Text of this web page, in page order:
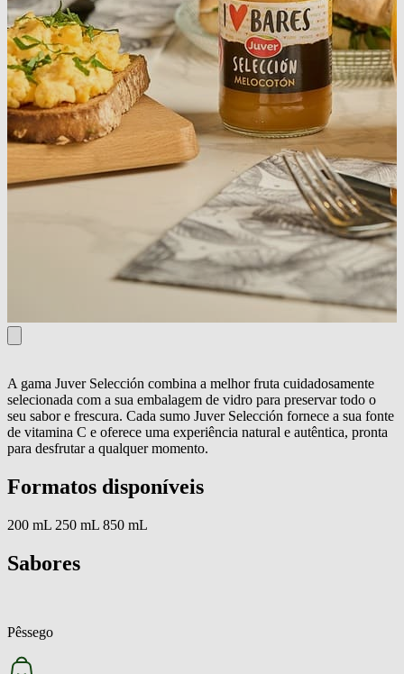
A gama Juver Selección combina a melhor fruta cuidadosamente
selecionada com a sua embalagem de vidro para preservar todo o
seu sabor e frescura. Cada sumo Juver Selección fornece a sua fonte
de vitamina C e oferece uma experiência natural e autêntica, pronta
para desfrutar a qualquer momento.
Formatos disponíveis
200 mL 250 mL 850 mL
Sabores
Pêssego